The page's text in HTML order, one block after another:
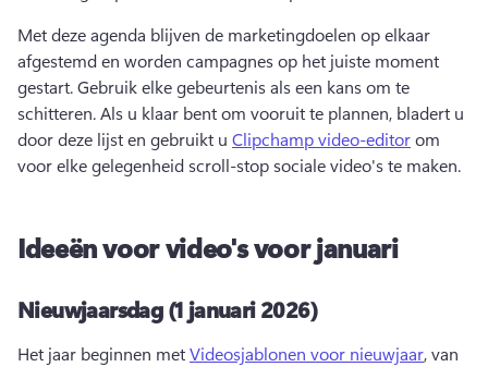
Met deze agenda blijven de marketingdoelen op elkaar
afgestemd en worden campagnes op het juiste moment
gestart. Gebruik elke gebeurtenis als een kans om te
schitteren. Als u klaar bent om vooruit te plannen, bladert u
door deze lijst en gebruikt u Clipchamp video-editor om
voor elke gelegenheid scroll-stop sociale video's te maken.
Ideeën voor video's voor januari
Nieuwjaarsdag (1 januari 2026)
Het jaar beginnen met Videosjablonen voor nieuwjaar, van